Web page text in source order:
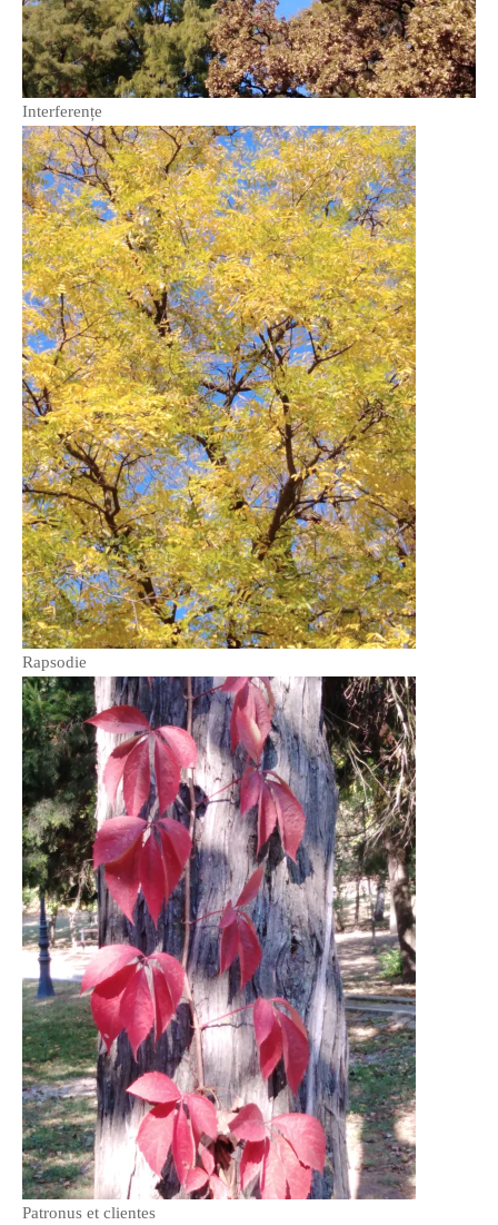
Victor Sosea – Designer
PRIETENI DIN AFARA BRESLEI
GloryBox.ro
Vreau-schimbare.ro
PRIETENI DIN BREASLA
Filme-Carti.ro
Interferențe
Rapsodie
Patronus et clientes